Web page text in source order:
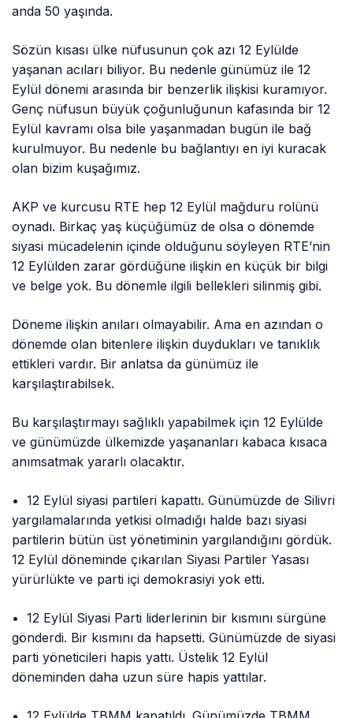
anda 50 yaşında.
Sözün kısası ülke nüfusunun çok azı 12 Eylülde
yaşanan acıları biliyor. Bu nedenle günümüz ile 12
Eylül dönemi arasında bir benzerlik ilişkisi kuramıyor.
Genç nüfusun büyük çoğunluğunun kafasında bir 12
Eylül kavramı olsa bile yaşanmadan bugün ile bağ
kurulmuyor. Bu nedenle bu bağlantıyı en iyi kuracak
olan bizim kuşağımız.
AKP ve kurcusu RTE hep 12 Eylül mağduru rolünü
oynadı. Birkaç yaş küçüğümüz de olsa o dönemde
siyasi mücadelenin içinde olduğunu söyleyen RTE’nin
12 Eylülden zarar gördüğüne ilişkin en küçük bir bilgi
ve belge yok. Bu dönemle ilgili bellekleri silinmiş gibi.
Döneme ilişkin anıları olmayabilir. Ama en azından o
dönemde olan bitenlere ilişkin duydukları ve tanıklık
ettikleri vardır. Bir anlatsa da günümüz ile
karşılaştırabilsek.
Bu karşılaştırmayı sağlıklı yapabilmek için 12 Eylülde
ve günümüzde ülkemizde yaşananları kabaca kısaca
anımsatmak yararlı olacaktır.
• 12 Eylül siyasi partileri kapattı. Günümüzde de Silivri
yargılamalarında yetkisi olmadığı halde bazı siyasi
partilerin bütün üst yönetiminin yargılandığını gördük.
12 Eylül döneminde çıkarılan Siyasi Partiler Yasası
yürürlükte ve parti içi demokrasiyi yok etti.
• 12 Eylül Siyasi Parti liderlerinin bir kısmını sürgüne
gönderdi. Bir kısmını da hapsetti. Günümüzde de siyasi
parti yöneticileri hapis yattı. Üstelik 12 Eylül
döneminden daha uzun süre hapis yattılar.